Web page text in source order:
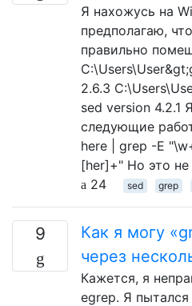
Я нахожусь на
предполагаю,
правильно
2.6.3
sed version 4.2.1
следующие
here | grep -E
[her]+" Но это не
24
sed grep
9
Как я могу
через
Кажется, я
egrep. Я